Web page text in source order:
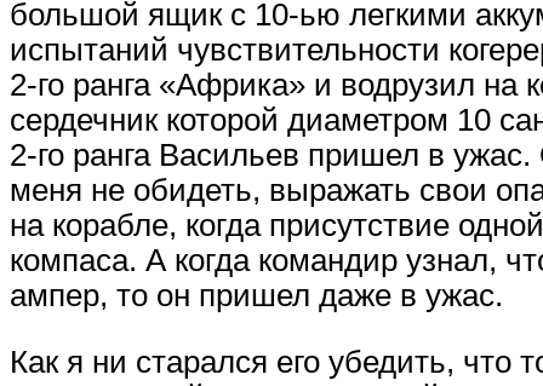
большой ящик с 10-ью легкими
испытаний чувствительности
2-го ранга «Африка» и водрузил
сердечник которой диаметром 10
2-го ранга Васильев пришел в
меня не обидеть, выражать свои
на корабле, когда присутствие
компаса. А когда командир узнал,
ампер, то он пришел даже в ужас.
Как я ни старался его убедить,